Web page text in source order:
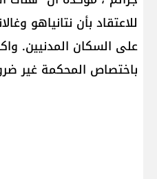
للاعتقاد بأن نتانياهو
على السكان المدنيين.
باختصاص المحكمة غير